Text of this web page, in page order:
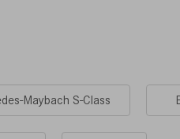
Maybach S-Class